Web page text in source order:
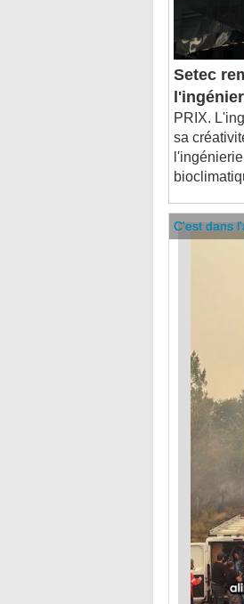
Setec
PRIX.
sa
C'est dans
C'est dans